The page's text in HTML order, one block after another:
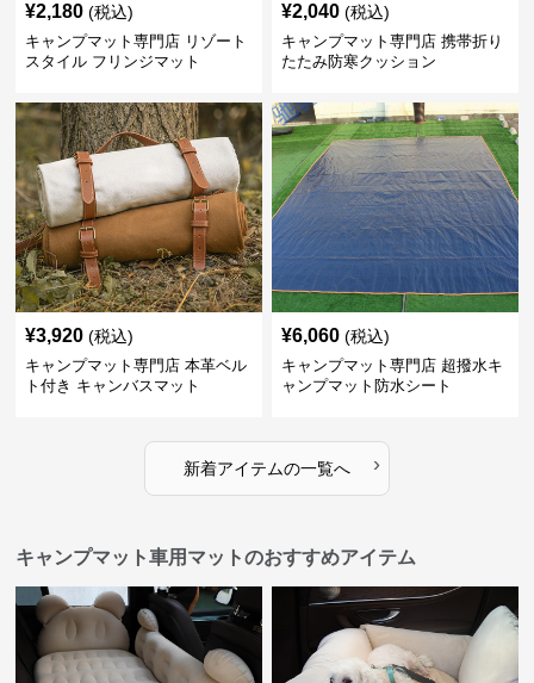
¥2,180 (税込)
キャンプマット専門店 リゾート
スタイル フリンジマット
¥2,040 (税込)
キャンプマット専門店 携帯折り
たたみ防寒クッション
¥3,920 (税込)
キャンプマット専門店 本革ベル
ト付き キャンバスマット
¥6,060 (税込)
キャンプマット専門店 超撥水キ
ャンプマット防水シート
新着アイテムの一覧へ ›
キャンプマット車用マットのおすすめアイテム